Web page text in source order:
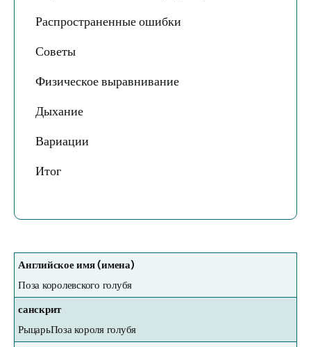
Распространенные ошибки
Советы
Физическое выравнивание
Дыхание
Вариации
Итог
Английское имя (имена)
Поза королевского голубя
санскрит
РыцарьПоза короля голубя